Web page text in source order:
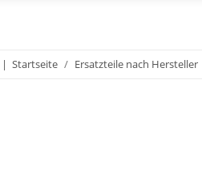
Startseite Ersatzteile nach Hersteller